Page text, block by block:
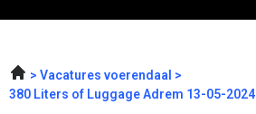
Vacatures voerendaal
380 Liters of Luggage Adrem 13-05-2024